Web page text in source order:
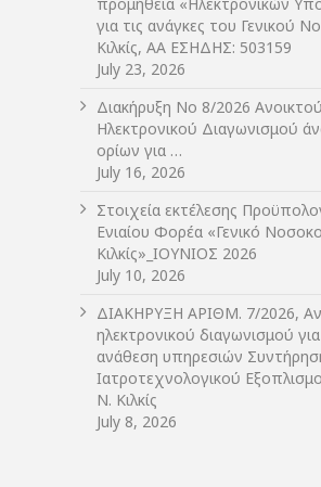
για τις ανάγκες του Γενικού
Κιλκίς, ΑΑ ΕΣΗΔΗΣ: 503159
July 23, 2026
Διακήρυξη Νο 8/2026 Ανοικτού
Ηλεκτρονικού Διαγωνισμού
ορίων για …
July 16, 2026
Στοιχεία εκτέλεσης
Ενιαίου Φορέα «Γενικό
Κιλκίς»_ΙΟΥΝΙΟΣ 2026
July 10, 2026
ΔIΑΚΗΡΥΞΗ ΑΡIΘΜ. 7/2026,
ηλεκτρονικού διαγωνισμού
ανάθεση υπηρεσιών
Ιατροτεχνολογικού
Ν. Κιλκίς
July 8, 2026